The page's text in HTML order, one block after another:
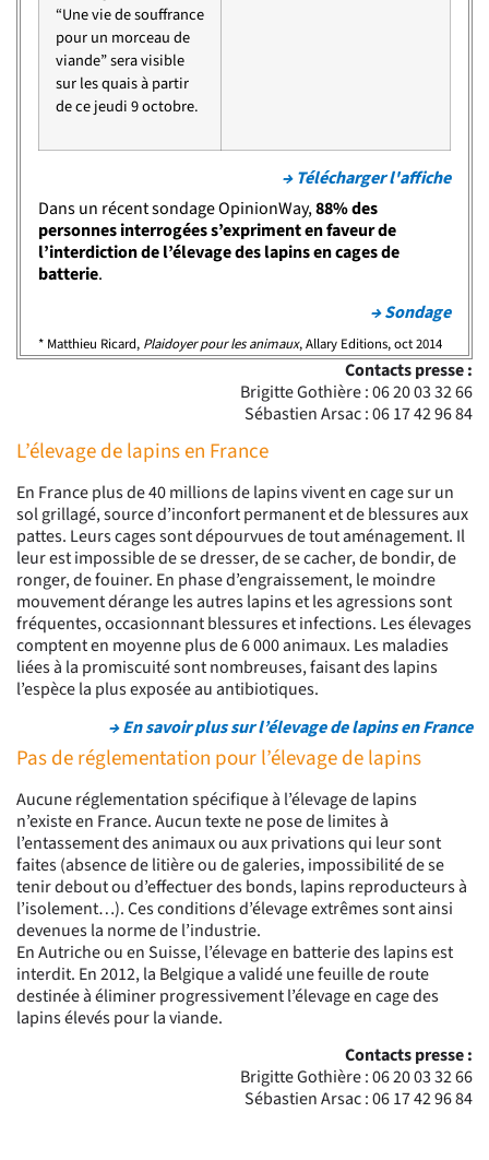
“Une vie de souffrance
pour un morceau de
viande” sera visible
sur les quais à partir
de ce jeudi 9 octobre.
→ Télécharger l'affiche
Dans un récent sondage OpinionWay,88% des
personnes interrogées s’expriment en faveur de
l’interdiction de l’élevage des lapins en cages de
batterie.
→ Sondage
* Matthieu Ricard, Plaidoyer pour les animaux, Allary Editions, oct 2014
Contacts presse :
Brigitte Gothière : 06 20 03 32 66
Sébastien Arsac : 06 17 42 96 84
L’élevage de lapins en France
En France plus de 40 millions de lapins vivent en cage sur un
sol grillagé, source d’inconfort permanent et de blessures aux
pattes. Leurs cages sont dépourvues de tout aménagement. Il
leur est impossible de se dresser, de se cacher, de bondir, de
ronger, de fouiner. En phase d’engraissement, le moindre
mouvement dérange les autres lapins et les agressions sont
fréquentes, occasionnant blessures et infections. Les élevages
comptent en moyenne plus de 6 000 animaux. Les maladies
liées à la promiscuité sont nombreuses, faisant des lapins
l’espèce la plus exposée au antibiotiques.
→ En savoir plus sur l’élevage de lapins en France
Pas de réglementation pour l’élevage de lapins
Aucune réglementation spécifique à l’élevage de lapins
n’existe en France. Aucun texte ne pose de limites à
l’entassement des animaux ou aux privations qui leur sont
faites (absence de litière ou de galeries, impossibilité de se
tenir debout ou d’effectuer des bonds, lapins reproducteurs à
l’isolement…). Ces conditions d’élevage extrêmes sont ainsi
devenues la norme de l’industrie.
En Autriche ou en Suisse, l’élevage en batterie des lapins est
interdit. En 2012, la Belgique a validé une feuille de route
destinée à éliminer progressivement l’élevage en cage des
lapins élevés pour la viande.
Contacts presse :
Brigitte Gothière : 06 20 03 32 66
Sébastien Arsac : 06 17 42 96 84